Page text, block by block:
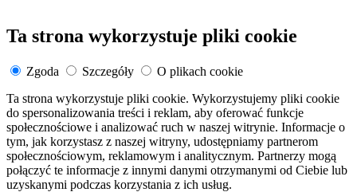
Ta strona wykorzystuje pliki cookie
Zgoda Szczegóły
O plikach cookie
Ta strona wykorzystuje pliki cookie. Wykorzystujemy pliki cookie
do spersonalizowania treści i reklam, aby oferować funkcje
społecznościowe i analizować ruch w naszej witrynie. Informacje o
tym, jak korzystasz z naszej witryny, udostępniamy partnerom
społecznościowym, reklamowym i analitycznym. Partnerzy mogą
połączyć te informacje z innymi danymi otrzymanymi od Ciebie lub
uzyskanymi podczas korzystania z ich usług.